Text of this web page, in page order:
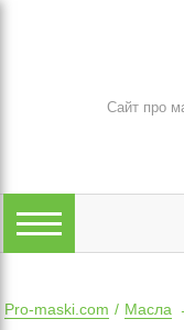
Сайт про
Pro-maski.com Масла